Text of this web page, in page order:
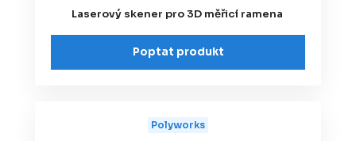
Laserový skener pro 3D měřicí ramena
Poptat produkt
Polyworks